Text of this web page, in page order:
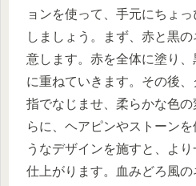
ョンを使って、手元にちょ
しましょう。まず、赤と黒
意します。赤を全体に塗り
に重ねていきます。その後
指でなじませ、柔らかな色
らに、ヘアピンやストーン
うなデザインを施すと、よ
仕上がります。血みどろ風